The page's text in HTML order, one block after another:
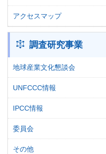
アクセスマップ
調査研究事業
地球産業文化懇談会
UNFCCC情報
IPCC情報
委員会
その他